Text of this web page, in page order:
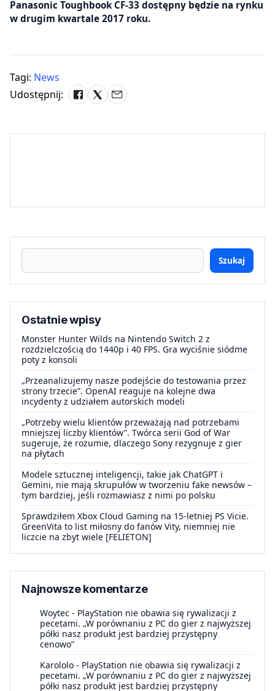
Panasonic Toughbook CF-33 dostępny będzie na rynku
w drugim kwartale 2017 roku.
Tagi: News
Udostępnij:
Szukaj
Ostatnie wpisy
Monster Hunter Wilds na Nintendo Switch 2 z
rozdzielczością do 1440p i 40 FPS. Gra wyciśnie siódme
poty z konsoli
„Przeanalizujemy nasze podejście do testowania przez
strony trzecie”. OpenAI reaguje na kolejne dwa
incydenty z udziałem autorskich modeli
„Potrzeby wielu klientów przeważają nad potrzebami
mniejszej liczby klientów”. Twórca serii God of War
sugeruje, że rozumie, dlaczego Sony rezygnuje z gier
na płytach
Modele sztucznej inteligencji, takie jak ChatGPT i
Gemini, nie mają skrupułów w tworzeniu fake newsów –
tym bardziej, jeśli rozmawiasz z nimi po polsku
Sprawdziłem Xbox Cloud Gaming na 15-letniej PS Vicie.
GreenVita to list miłosny do fanów Vity, niemniej nie
liczcie na zbyt wiele [FELIETON]
Najnowsze komentarze
Woytec - PlayStation nie obawia się rywalizacji z
pecetami. „W porównaniu z PC do gier z najwyższej
półki nasz produkt jest bardziej przystępny
cenowo”
Karololo - PlayStation nie obawia się rywalizacji z
pecetami. „W porównaniu z PC do gier z najwyższej
półki nasz produkt jest bardziej przystępny